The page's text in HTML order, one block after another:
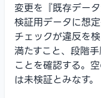
変更を『既存デー
検証用データに想
チェックが違反を
満たすこと、段階
ことを確認する。
は未検証とみなす。